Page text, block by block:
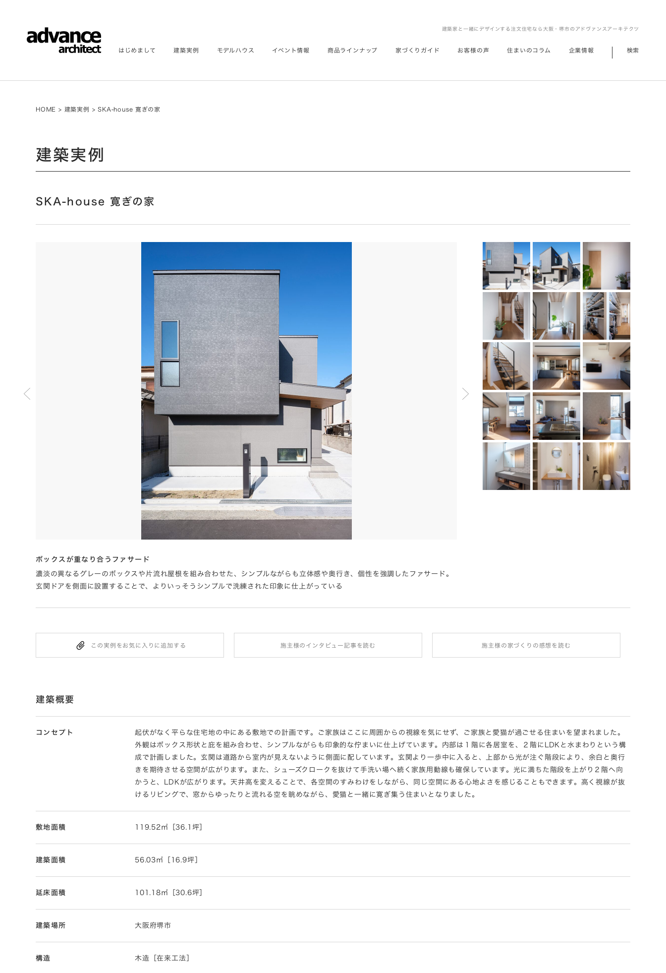
建築家と一緒にデザインする注文住宅なら大阪・堺市のアドヴァンスアーキテクツ
はじめまして 建築実例 モデルハウス イベント情報 商品ラインナップ 家づくりガイド お客様の声 住まいのコラム 企業情報 検索
HOME > 建築実例 >SKA-house 寛ぎの家
建築実例
SKA-house 寛ぎの家
ボックスが重なり合うファサード
濃淡の異なるグレーのボックスや片流れ屋根を組み合わせた、シンプルながらも立体感や奥行き、個性を強調したファサード。
玄関ドアを側面に設置することで、よりいっそうシンプルで洗練された印象に仕上がっている
施主様のインタビュー記事を読む 施主様の家づくりの感想を読む
建築概要
コンセプト
起伏がなく平らな住宅地の中にある敷地での計画です。ご家族はここに周囲からの視線を気にせず、ご家族と愛猫が過ごせる住まいを望まれました。
外観はボックス形状と庇を組み合わせ、シンプルながらも印象的な佇まいに仕上げています。内部は１階に各居室を、２階にLDKと水まわりという構
成で計画しました。玄関は道路から室内が見えないように側面に配しています。玄関より一歩中に入ると、上部から光が注ぐ階段により、余白と奥行
きを期待させる空間が広がります。また、シューズクロークを抜けて手洗い場へ続く家族用動線も確保しています。光に満ちた階段を上がり２階へ向
かうと、LDKが広がります。天井高を変えることで、各空間のすみわけをしながら、同じ空間にある心地よさを感じることもできます。高く視線が抜
けるリビングで、窓からゆったりと流れる空を眺めながら、愛猫と一緒に寛ぎ集う住まいとなりました。
敷地面積 119.52㎡［36.1坪］
建築面積 56.03㎡［16.9坪］
延床面積 101.18㎡［30.6坪］
建築場所 大阪府堺市
構造 木造［在来工法］